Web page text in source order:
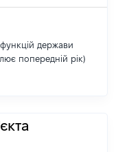
держави
попередній рік)